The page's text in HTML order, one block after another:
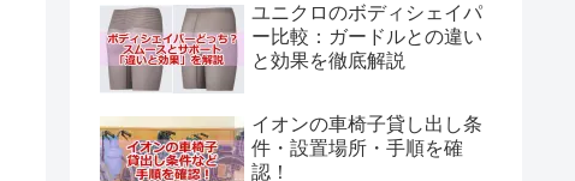
ユニクロのボディシェイパ
ー比較：ガードルとの違い
と効果を徹底解説
イオンの車椅子貸し出し条
件・設置場所・手順を確
認！